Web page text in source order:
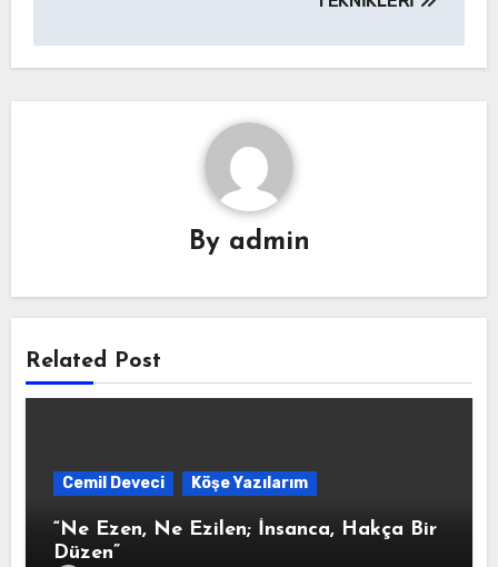
By admin
Related Post
Cemil Deveci Köşe Yazılarım
“Ne Ezen, Ne Ezilen; İnsanca, Hakça Bir
Düzen”